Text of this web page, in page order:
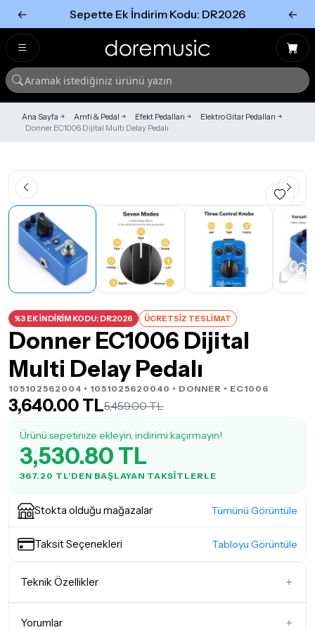
← Sepette Ek İndirim Kodu: DR2026 ←
Ana Sayfa Amfi & Pedal Efekt Pedalları
Elektro Gitar Pedalları
Donner EC1006 Dijital Multi Delay Pedalı
%3 EK İNDİRİM KODU: DR2026 ÜCRETSİZ TESLİMAT
Donner EC1006 Dijital
Multi Delay Pedalı
105102562004 • 1051025620040 • DONNER • EC1006
3,640.00 TL5,459.00 TL
Ürünü sepetinize ekleyin, indirimi kaçırmayın!
3,530.80 TL
367.20 TL'DEN BAŞLAYAN TAKSITLERLE
Stokta olduğu mağazalar Tümünü Görüntüle
Taksit Seçenekleri Tabloyu Görüntüle
Teknik Özellikler
Yorumlar
Tümünü Gör
Tümünü gör